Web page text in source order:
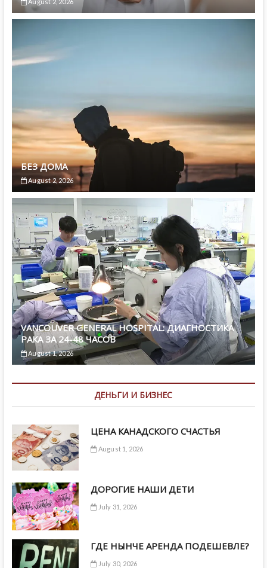
БЕЗ ДОМА
August 2, 2026
VANCOUVER GENERAL HOSPITAL: ДИАГНОСТИКА
РАКА ЗА 24-48 ЧАСОВ
August 1, 2026
ДЕНЬГИ И БИЗНЕС
ЦЕНА КАНАДСКОГО СЧАСТЬЯ
August 1, 2026
ДОРОГИЕ НАШИ ДЕТИ
July 31, 2026
ГДЕ НЫНЧЕ АРЕНДА ПОДЕШЕВЛЕ?
July 30, 2026